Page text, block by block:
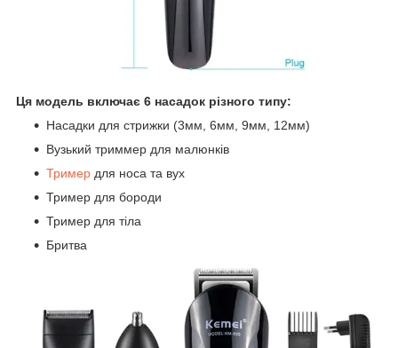
Ця модель включає 6 насадок різного типу:
Насадки для стрижки (3мм, 6мм, 9мм, 12мм)
Вузький триммер для малюнків
Тример для носа та вух
Тример для бороди
Тример для тіла
Бритва